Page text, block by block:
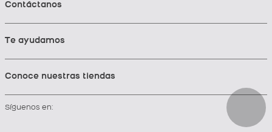
Contáctanos
Te ayudamos
Conoce nuestras tiendas
Síguenos en: